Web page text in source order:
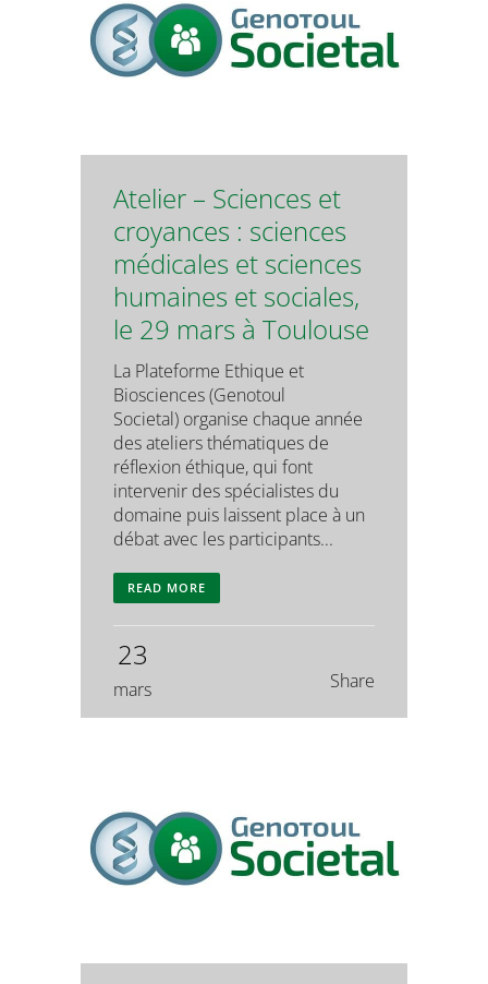
Atelier – Sciences et
croyances : sciences
médicales et sciences
humaines et sociales,
le 29 mars à Toulouse
La Plateforme Ethique et
Biosciences (Genotoul
Societal) organise chaque année
des ateliers thématiques de
réflexion éthique, qui font
intervenir des spécialistes du
domaine puis laissent place à un
débat avec les participants...
READ MORE
23
mars Share